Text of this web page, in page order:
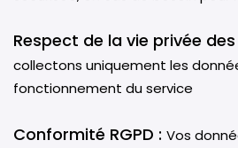
Respect de la vie privée
collectons uniquement les
fonctionnement du service
Conformité RGPD : Vos